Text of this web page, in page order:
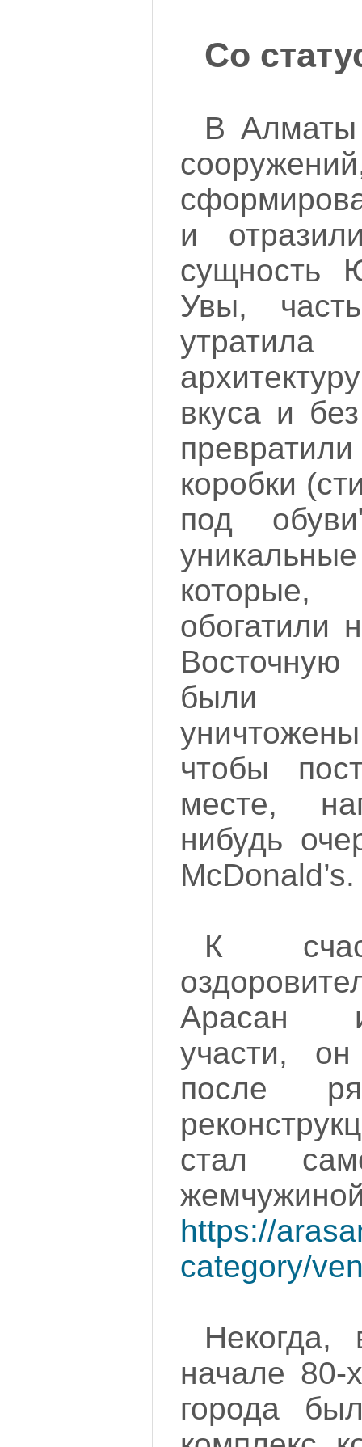
Со
В Алматы
и
сущность
Увы,
утратила
вкуса и
коробки
под
обогатили
были
чтобы
месте,
нибудь
McDonald’s.
К
Арасан
участи,
после
стал
https://
category/
начале 80-
города